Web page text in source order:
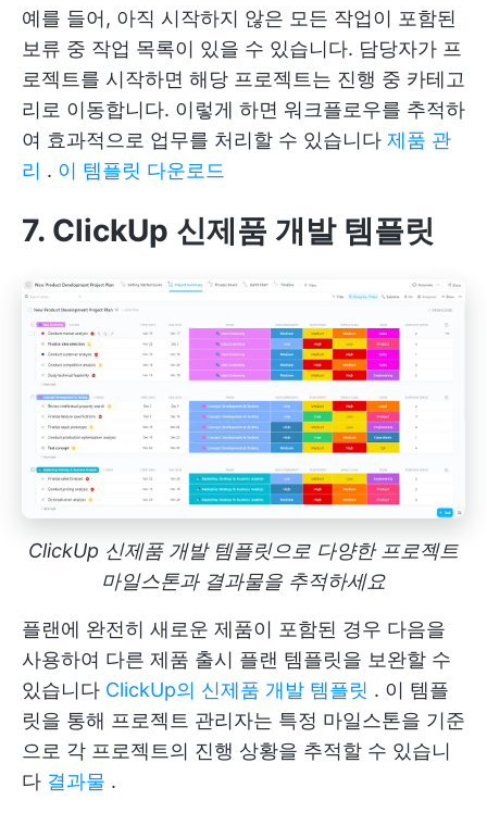
예를 들어, 아직 시작하지 않은 모든 작업이 포함된
보류 중 작업 목록이 있을 수 있습니다. 담당자가 프
로젝트를 시작하면 해당 프로젝트는 진행 중 카테고
리로 이동합니다. 이렇게 하면 워크플로우를 추적하
여 효과적으로 업무를 처리할 수 있습니다 제품 관
리 . 이 템플릿 다운로드
7. ClickUp 신제품 개발 템플릿
ClickUp 신제품 개발 템플릿으로 다양한 프로젝트
마일스톤과 결과물을 추적하세요
플랜에 완전히 새로운 제품이 포함된 경우 다음을
사용하여 다른 제품 출시 플랜 템플릿을 보완할 수
있습니다 ClickUp의 신제품 개발 템플릿 . 이 템플
릿을 통해 프로젝트 관리자는 특정 마일스톤을 기준
으로 각 프로젝트의 진행 상황을 추적할 수 있습니
다 결과물 .